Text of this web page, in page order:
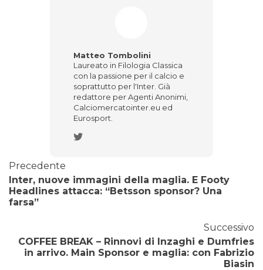
Matteo Tombolini
Laureato in Filologia Classica
con la passione per il calcio e
soprattutto per l'Inter. Già
redattore per Agenti Anonimi,
Calciomercatointer.eu ed
Eurosport.
Precedente
Inter, nuove immagini della maglia. E Footy
Headlines attacca: “Betsson sponsor? Una
farsa”
Successivo
COFFEE BREAK – Rinnovi di Inzaghi e Dumfries
in arrivo. Main Sponsor e maglia: con Fabrizio
Biasin